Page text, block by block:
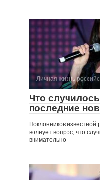
Личная жизнь
Что
последние
Поклонников известной
волнует вопрос, что
внимательно